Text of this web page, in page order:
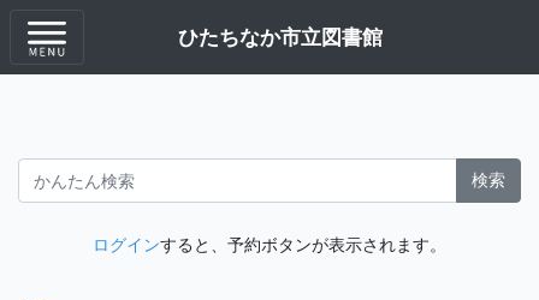
ひたちなか市立図書館
検索
ログインすると、予約ボタンが表示されます。